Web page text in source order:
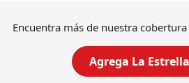
Encuentra más de nuestra
Agrega La